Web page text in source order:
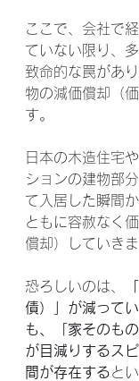
ここで、会社で
ていない限り、
致命的な罠があ
物の減価償却（
す。
日本の木造住宅
ションの建物部
て入居した瞬間
ともに容赦なく
償却）していきま
恐ろしいのは、
債）」が減って
も、「家そのも
が目減りするス
間が存在すると